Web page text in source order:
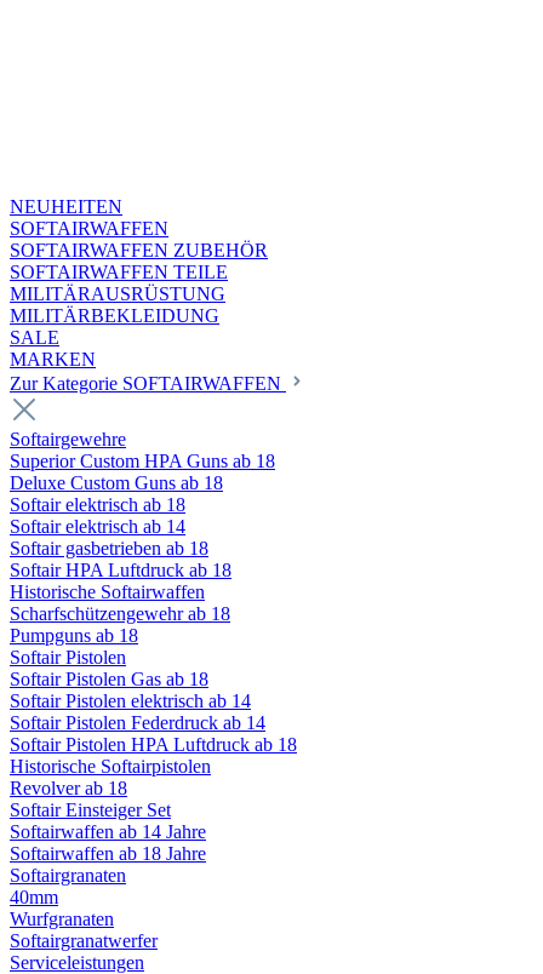
NEUHEITEN
SOFTAIRWAFFEN
SOFTAIRWAFFEN ZUBEHÖR
SOFTAIRWAFFEN TEILE
MILITÄRAUSRÜSTUNG
MILITÄRBEKLEIDUNG
SALE
MARKEN
Zur Kategorie SOFTAIRWAFFEN
Softairgewehre
Superior Custom HPA Guns ab 18
Deluxe Custom Guns ab 18
Softair elektrisch ab 18
Softair elektrisch ab 14
Softair gasbetrieben ab 18
Softair HPA Luftdruck ab 18
Historische Softairwaffen
Scharfschützengewehr ab 18
Pumpguns ab 18
Softair Pistolen
Softair Pistolen Gas ab 18
Softair Pistolen elektrisch ab 14
Softair Pistolen Federdruck ab 14
Softair Pistolen HPA Luftdruck ab 18
Historische Softairpistolen
Revolver ab 18
Softair Einsteiger Set
Softairwaffen ab 14 Jahre
Softairwaffen ab 18 Jahre
Softairgranaten
40mm
Wurfgranaten
Softairgranatwerfer
Serviceleistungen